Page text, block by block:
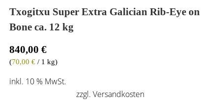
Txogitxu Super Extra Galician Rib-Eye on
Bone ca. 12 kg
840,00 €
(70,00 €/ 1 kg)
inkl. 10 % MwSt.
zzgl. Versandkosten